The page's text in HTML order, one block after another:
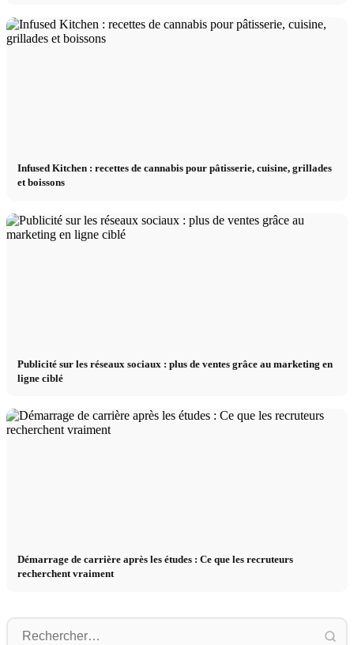
Infused Kitchen : recettes de cannabis pour pâtisserie, cuisine, grillades
et boissons
Publicité sur les réseaux sociaux : plus de ventes grâce au marketing en
ligne ciblé
Démarrage de carrière après les études : Ce que les recruteurs
recherchent vraiment